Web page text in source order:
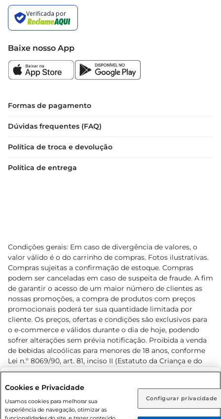
Rio de Janeiro (RJ) Goiás (GO)
Ou
Baixe nosso App
Formas de pagamento
Dúvidas frequentes (FAQ)
Política de troca e devolução
Política de entrega
Condições gerais: Em caso de divergência de valores, o
valor válido é o do carrinho de compras. Fotos ilustrativas.
Compras sujeitas a confirmação de estoque. Compras
podem ser canceladas em caso de suspeita de fraude. A fim
de garantir o acesso de um maior número de clientes as
nossas promoções, a compra de produtos com preços
promocionais poderá ter sua quantidade limitada por
cliente. Os preços, ofertas e condições são exclusivos para
o e-commerce e válidos durante o dia de hoje, podendo
sofrer alterações sem prévia notificação. Proibida a venda
de bebidas alcoólicas para menores de 18 anos, conforme
Lei n.º 8069/90, art. 81, inciso II (Estatuto da Criança e do
Adolescente). Preços e condições exclusivos para o
prévio. O valor mínimo para as compras on-line é de R$
80,00.
Cookies e Privacidade
Usamos cookies para melhorar sua
experiência de navegação, otimizar as
Configurar privacidade